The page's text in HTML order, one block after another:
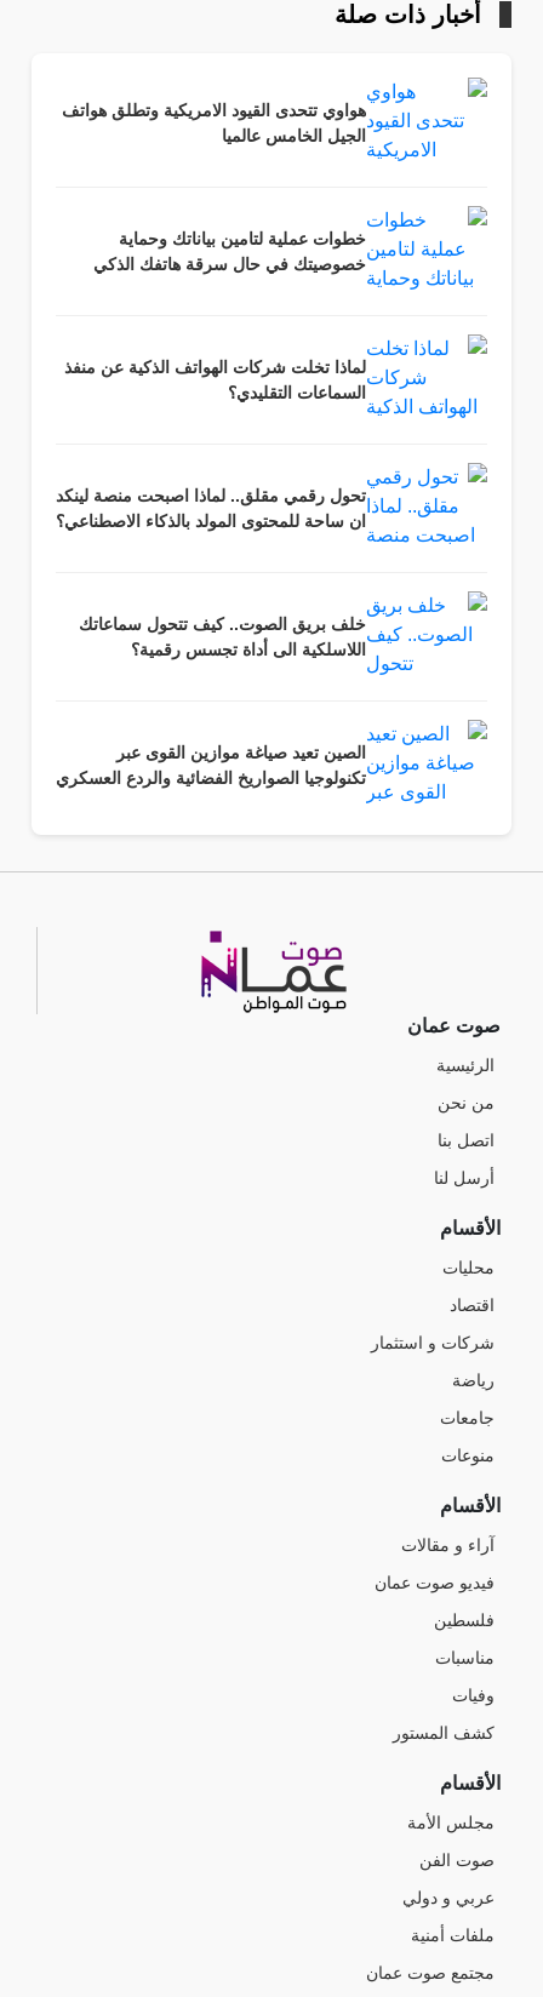
أخبار ذات صلة
هواوي تتحدى القيود الامريكية وتطلق هواتف
الجيل الخامس عالميا
خطوات عملية لتامين بياناتك وحماية
خصوصيتك في حال سرقة هاتفك الذكي
لماذا تخلت شركات الهواتف الذكية عن منفذ
السماعات التقليدي؟
تحول رقمي مقلق.. لماذا اصبحت منصة لينكد
ان ساحة للمحتوى المولد بالذكاء الاصطناعي؟
خلف بريق الصوت.. كيف تتحول سماعاتك
اللاسلكية الى أداة تجسس رقمية؟
الصين تعيد صياغة موازين القوى عبر
تكنولوجيا الصواريخ الفضائية والردع العسكري
صوت عمان
الرئيسية
من نحن
اتصل بنا
أرسل لنا
الأقسام
محليات
اقتصاد
شركات و استثمار
رياضة
جامعات
منوعات
الأقسام
آراء و مقالات
فيديو صوت عمان
فلسطين
مناسبات
وفيات
كشف المستور
الأقسام
مجلس الأمة
صوت الفن
عربي و دولي
ملفات أمنية
مجتمع صوت عمان